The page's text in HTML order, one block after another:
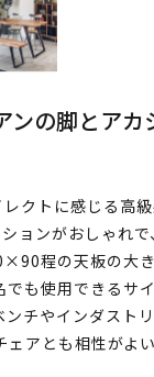
ンの脚とア
クトに感じる高
ョンがおしゃれ
程の天板の大
も使用できるサ
チやインダスト
アとも相性がよ